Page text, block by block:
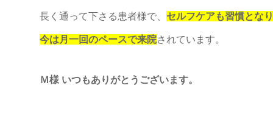
長く通って下さる患者様で、 セルフケアも習慣とな
今は月一回のペースで来院されています。
Ｍ様 いつもありがとうございます。